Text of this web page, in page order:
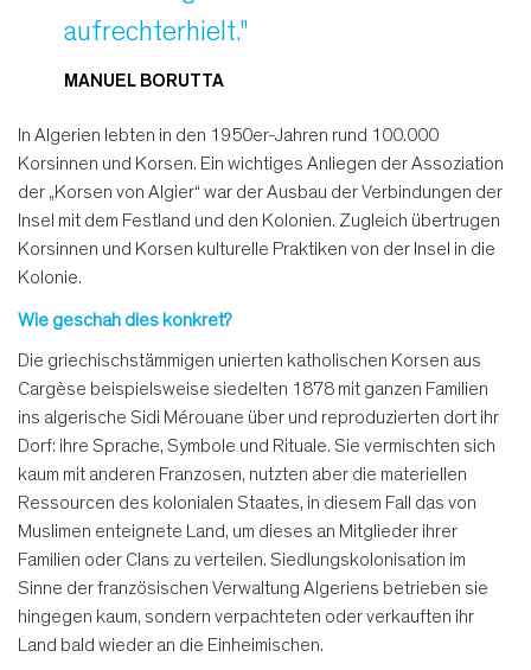
aufrechterhielt."
MANUEL BORUTTA
In Algerien lebten in den 1950er-Jahren rund 100.000
Korsinnen und Korsen. Ein wichtiges Anliegen der Assoziation
der „Korsen von Algier“ war der Ausbau der Verbindungen der
Insel mit dem Festland und den Kolonien. Zugleich übertrugen
Korsinnen und Korsen kulturelle Praktiken von der Insel in die
Kolonie.
Wie geschah dies konkret?
Die griechischstämmigen unierten katholischen Korsen aus
Cargèse beispielsweise siedelten 1878 mit ganzen Familien
ins algerische Sidi Mérouane über und reproduzierten dort ihr
Dorf: ihre Sprache, Symbole und Rituale. Sie vermischten sich
kaum mit anderen Franzosen, nutzten aber die materiellen
Ressourcen des kolonialen Staates, in diesem Fall das von
Muslimen enteignete Land, um dieses an Mitglieder ihrer
Familien oder Clans zu verteilen. Siedlungskolonisation im
Sinne der französischen Verwaltung Algeriens betrieben sie
hingegen kaum, sondern verpachteten oder verkauften ihr
Land bald wieder an die Einheimischen.